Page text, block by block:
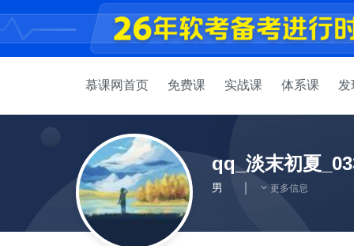
慕课网首页 免费课 实战课 体系课 发
qq_淡末初夏
男 更多信息